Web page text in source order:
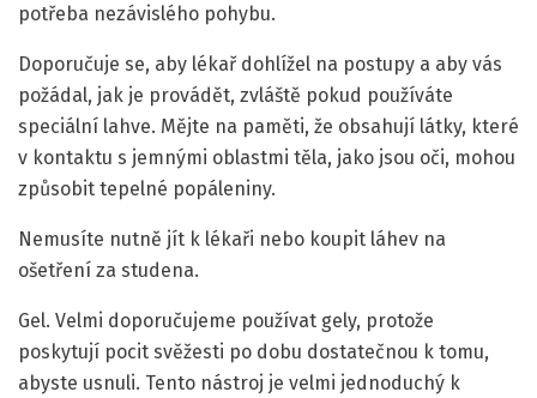
potřeba nezávislého pohybu.
Doporučuje se, aby lékař dohlížel na postupy a aby vás
požádal, jak je provádět, zvláště pokud používáte
speciální lahve. Mějte na paměti, že obsahují látky, které
v kontaktu s jemnými oblastmi těla, jako jsou oči, mohou
způsobit tepelné popáleniny.
Nemusíte nutně jít k lékaři nebo koupit láhev na
ošetření za studena.
Gel. Velmi doporučujeme používat gely, protože
poskytují pocit svěžesti po dobu dostatečnou k tomu,
abyste usnuli. Tento nástroj je velmi jednoduchý k